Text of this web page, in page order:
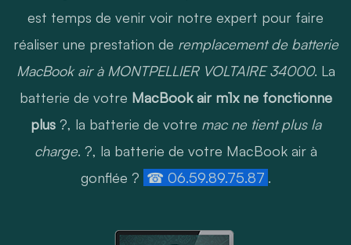
est temps de venir voir notre expert pour faire
réaliser une prestation de remplacement de batterie
MacBook air à MONTPELLIER VOLTAIRE 34000. La
batterie de votre MacBook air m1x ne fonctionne
plus?, la batterie de votre mac ne tient plus la
charge. ?, la batterie de votre MacBook air à
gonflée ? ☎ 06.59.89.75.87 .